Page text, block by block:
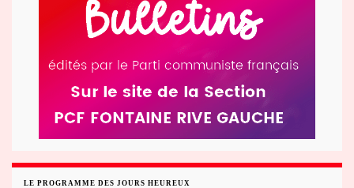
LE PROGRAMME DES JOURS HEUREUX